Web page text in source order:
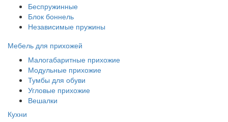
Беспружинные
Блок боннель
Независимые пружины
Мебель для прихожей
Малогабаритные прихожие
Модульные прихожие
Тумбы для обуви
Угловые прихожие
Вешалки
Кухни